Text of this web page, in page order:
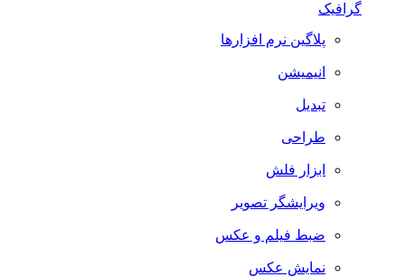
گرافیک
پلاگین نرم افزارها
انیمیشن
تبدیل
طراحی
ابزار فلش
ویرایشگر تصویر
ضبط فيلم و عكس
نمایش عکس